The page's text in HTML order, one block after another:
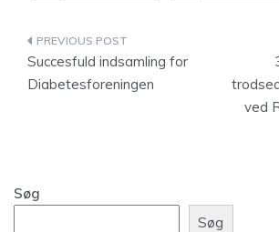
Indlægsnavigation
Succesfuld indsamling for
Diabetesforeningen
ved
Søg
Søg